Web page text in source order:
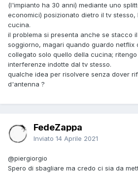
(l'impianto ha 30 anni) mediante uno
economici) posizionato dietro il tv
cucina.
il problema si presenta anche se stacco
soggiorno, magari quando guardo netflix
collegato solo quello della cucina;
interferenze indotte dal tv stesso.
qualche idea per risolvere senza dover
d'antenna ?
FedeZappa
Inviato 14 Aprile 2021
@piergiorgio
Spero di sbagliare ma credo ci sia da